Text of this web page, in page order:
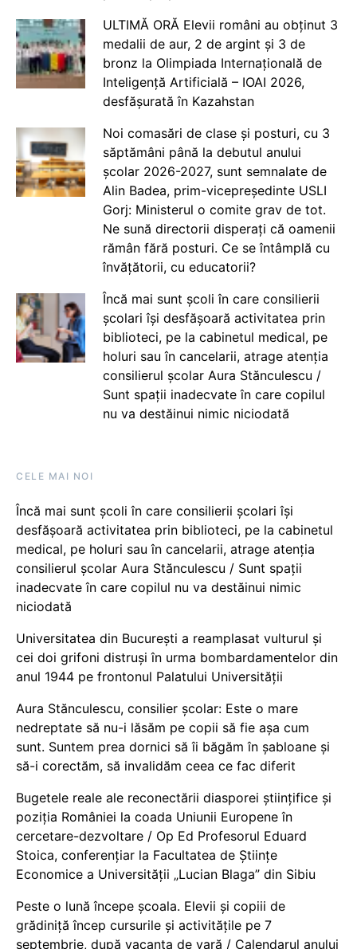
ULTIMĂ ORĂ Elevii români au obținut 3
medalii de aur, 2 de argint și 3 de
bronz la Olimpiada Internațională de
Inteligență Artificială – IOAI 2026,
desfășurată în Kazahstan
Noi comasări de clase și posturi, cu 3
săptămâni până la debutul anului
școlar 2026-2027, sunt semnalate de
Alin Badea, prim-vicepreședinte USLI
Gorj: Ministerul o comite grav de tot.
Ne sună directorii disperați că oamenii
rămân fără posturi. Ce se întâmplă cu
învățătorii, cu educatorii?
Încă mai sunt școli în care consilierii
școlari își desfășoară activitatea prin
biblioteci, pe la cabinetul medical, pe
holuri sau în cancelarii, atrage atenția
consilierul școlar Aura Stănculescu /
Sunt spații inadecvate în care copilul
nu va destăinui nimic niciodată
CELE MAI NOI
Încă mai sunt școli în care consilierii școlari își
desfășoară activitatea prin biblioteci, pe la cabinetul
medical, pe holuri sau în cancelarii, atrage atenția
consilierul școlar Aura Stănculescu / Sunt spații
inadecvate în care copilul nu va destăinui nimic
niciodată
Universitatea din București a reamplasat vulturul și
cei doi grifoni distruși în urma bombardamentelor din
anul 1944 pe frontonul Palatului Universității
Aura Stănculescu, consilier școlar: Este o mare
nedreptate să nu-i lăsăm pe copii să fie așa cum
sunt. Suntem prea dornici să îi băgăm în șabloane și
să-i corectăm, să invalidăm ceea ce fac diferit
Bugetele reale ale reconectării diasporei științifice și
poziția României la coada Uniunii Europene în
cercetare-dezvoltare / Op Ed Profesorul Eduard
Stoica, conferențiar la Facultatea de Științe
Economice a Universității „Lucian Blaga” din Sibiu
Peste o lună începe școala. Elevii și copiii de
grădiniță încep cursurile și activitățile pe 7
septembrie, după vacanța de vară / Calendarul anului